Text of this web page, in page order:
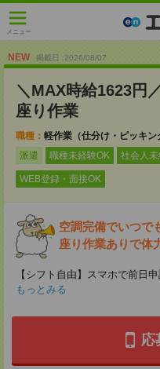
メニュー
NEW 掲載日 :2026/08/07
＼MAX時給1623円
座り作業
職種： 軽作業（仕分け・ピッキン
派遣
職種未経験OK 社会人
WEB登録・面接OK
空調完備でいつで
座り作業ありで体
【シフト自由】スマホで前日
もっとみる
応